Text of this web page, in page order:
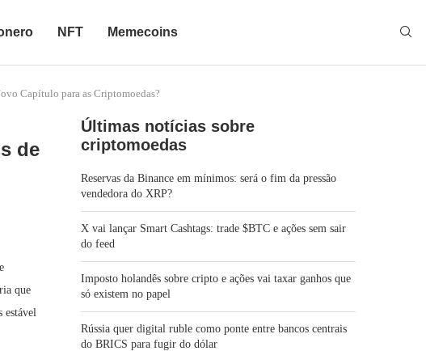
NFT Memecoins
Capítulo para as Criptomoedas?
de
que
estável
Últimas notícias sobre
criptomoedas
Reservas da Binance em mínimos: será o fim da pressão
vendedora do XRP?
X vai lançar Smart Cashtags: trade $BTC e ações sem sair
do feed
Imposto holandês sobre cripto e ações vai taxar ganhos que
só existem no papel
Rússia quer digital ruble como ponte entre bancos centrais
do BRICS para fugir do dólar